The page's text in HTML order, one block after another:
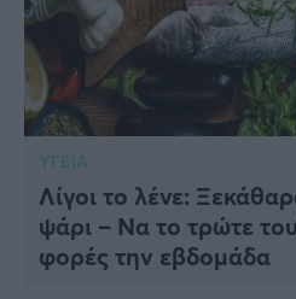
ΥΓΕΙΑ
Λίγοι το λένε:
ψάρι – Να το τρώτε
φορές την εβδομάδα